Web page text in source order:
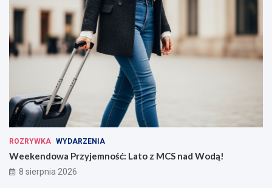
ROZRYWKA WYDARZENIA
Weekendowa Przyjemność: Lato z MCS nad Wodą!
8 sierpnia 2026